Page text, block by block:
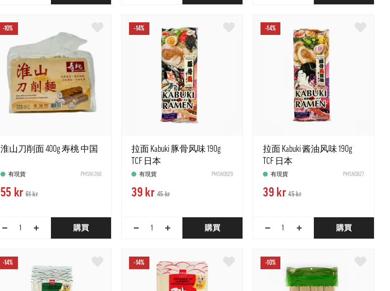
-10%
淮山刀削面 400g 寿桃 中国
有現貨 PMSN1268
55 kr 61 kr
− + 購買
-14%
拉面 Kabuki 豚骨风味 190g
TCF 日本
有現貨 PMSN0829
39 kr 45 kr
− + 購買
-14%
拉面 Kabuki 酱油风味 190g
TCF 日本
有現貨 PMSN0827
39 kr 45 kr
− + 購買
-14% -14% -10%